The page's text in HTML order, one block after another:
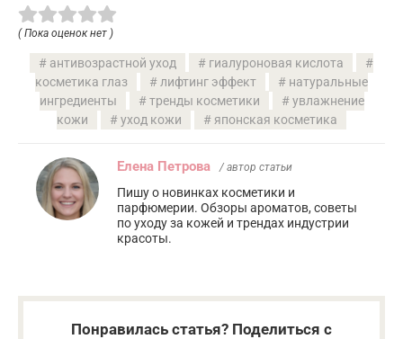
( Пока оценок нет )
антивозрастной уход
гиалуроновая кислота
косметика глаз
лифтинг эффект
натуральные
ингредиенты
тренды косметики
увлажнение
кожи
уход кожи японская косметика
Елена Петрова / автор статьи
Пишу о новинках косметики и
парфюмерии. Обзоры ароматов, советы
по уходу за кожей и трендах индустрии
красоты.
Понравилась статья? Поделиться с